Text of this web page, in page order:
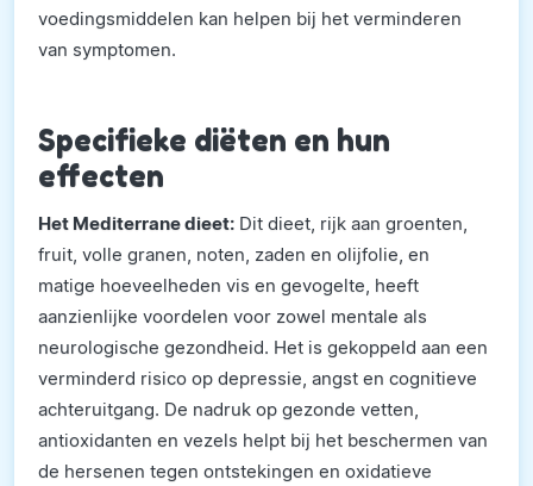
voedingsmiddelen kan helpen bij het verminderen
van symptomen.
Specifieke diëten en hun
effecten
Het Mediterrane dieet: Dit dieet, rijk aan groenten,
fruit, volle granen, noten, zaden en olijfolie, en
matige hoeveelheden vis en gevogelte, heeft
aanzienlijke voordelen voor zowel mentale als
neurologische gezondheid. Het is gekoppeld aan een
verminderd risico op depressie, angst en cognitieve
achteruitgang. De nadruk op gezonde vetten,
antioxidanten en vezels helpt bij het beschermen van
de hersenen tegen ontstekingen en oxidatieve